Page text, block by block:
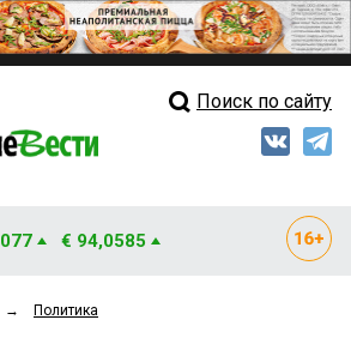
Свежий выпускПоиск по сайту
€ 94,0585
→ Политика